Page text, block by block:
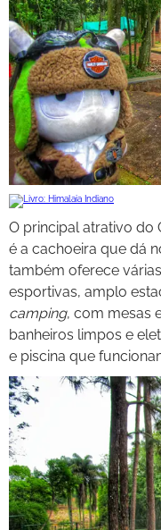
O principal atrativo do
é a cachoeira que dá
também oferece
esportivas, amplo
camping, com mesas
banheiros limpos e
e piscina que